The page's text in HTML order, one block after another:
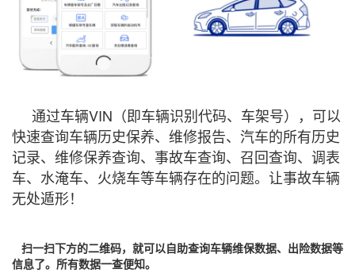
通过车辆VIN（即车辆识别代码、车架号），可以
快速查询车辆历史保养、维修报告、汽车的所有历史
记录、维修保养查询、事故车查询、召回查询、调表
车、水淹车、火烧车等车辆存在的问题。让事故车辆
无处遁形！
扫一扫下方的二维码，就可以自助查询车辆维保数据、出险数据等
信息了。所有数据一查便知。